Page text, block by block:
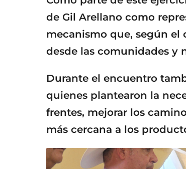
de Gil Arellano como
mecanismo que, según
desde las comunidades y
Durante el encuentro
quienes plantearon la
frentes, mejorar los
más cercana a los